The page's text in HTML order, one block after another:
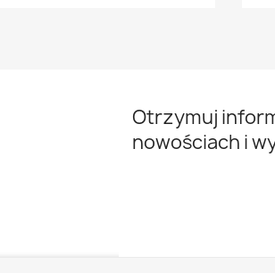
Otrzymuj
nowościach i